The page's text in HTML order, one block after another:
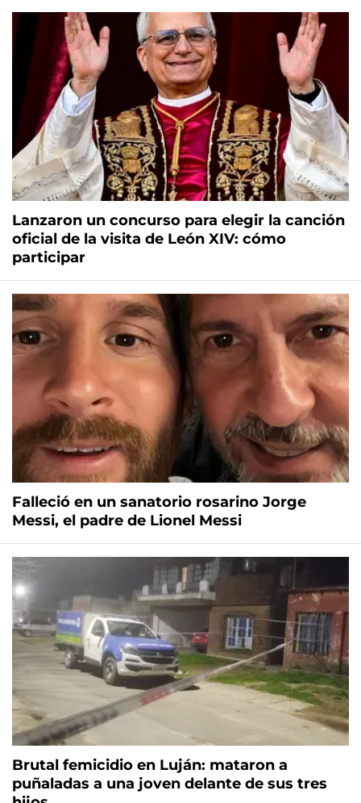
Lanzaron un concurso para elegir la canción
oficial de la visita de León XIV: cómo
participar
Falleció en un sanatorio rosarino Jorge
Messi, el padre de Lionel Messi
Brutal femicidio en Luján: mataron a
puñaladas a una joven delante de sus tres